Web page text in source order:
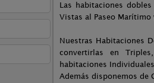
Las habitaciones
Vistas al Paseo Marítimo
Nuestras Habitaciones
convertirlas en
habitaciones
Además disponemos de